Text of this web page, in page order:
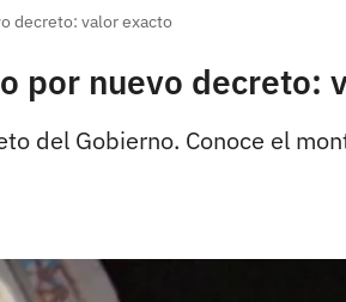
decreto: valor exacto
por nuevo decreto:
del Gobierno. Conoce el